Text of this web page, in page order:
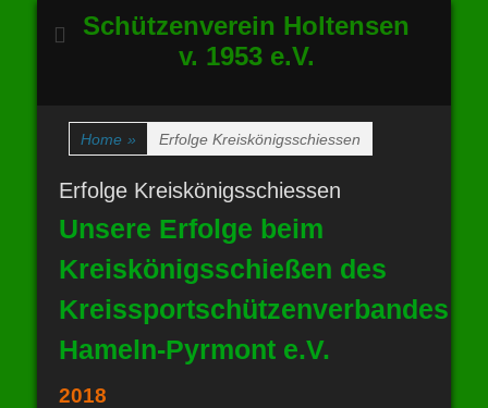
Schützenverein Holtensen
v. 1953 e.V.
Home » Erfolge Kreiskönigsschiessen
Erfolge Kreiskönigsschiessen
Unsere Erfolge beim
Kreiskönigsschießen des
Kreissportschützenverbandes
Hameln-Pyrmont e.V.
2018